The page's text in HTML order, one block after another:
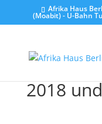
Afrika Haus
(Moabit) - U-Bahn
2018